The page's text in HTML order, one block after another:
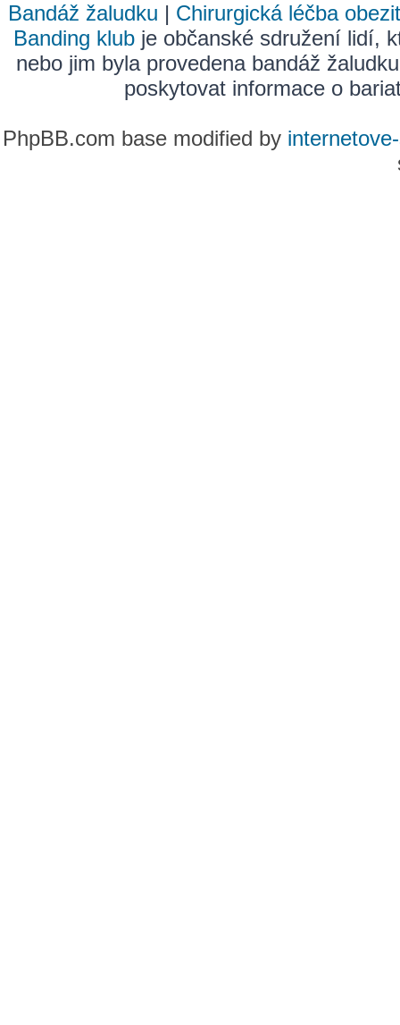
Bandáž žaludku | Chirurgická léčba
Banding klub je občanské sdružení lidí,
nebo jim byla provedena bandáž
poskytovat informace o
PhpBB.com base modified by